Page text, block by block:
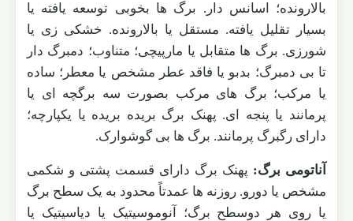
بالارونده؛ اسانس دار. برگ ها بخوبی توسعه یافته یا
بسیار تقلیل یافته. مستقل یا بالارونده. خشکی زی یا
شورزی. برگ ها متقابل یا مارپیچی؛ متناوب؛ دمبرگ دار
تا بی دمبرگ؛ بدبو یا فاقد عطر مشخص یا معطر؛ ساده
یا مرکب؛ برگ های مرکب بصورت سه برگچه ای یا
پرمانند یا پنجه ای. پهنک برگ بریده بریده یا یکپارچه؛
دارای رگبرگ پرمانند. برگ ها بی گوشوارک.
آناتومی برگ: پهنک برگ دارای قسمت پشتی و شکمی
مشخص یا دورو. روزنه ها عمدتاً محدود به یک سطح برگ
یا روی هر دوسطح برگ؛ آنوموسیتیک یا دیاسیتیک یا